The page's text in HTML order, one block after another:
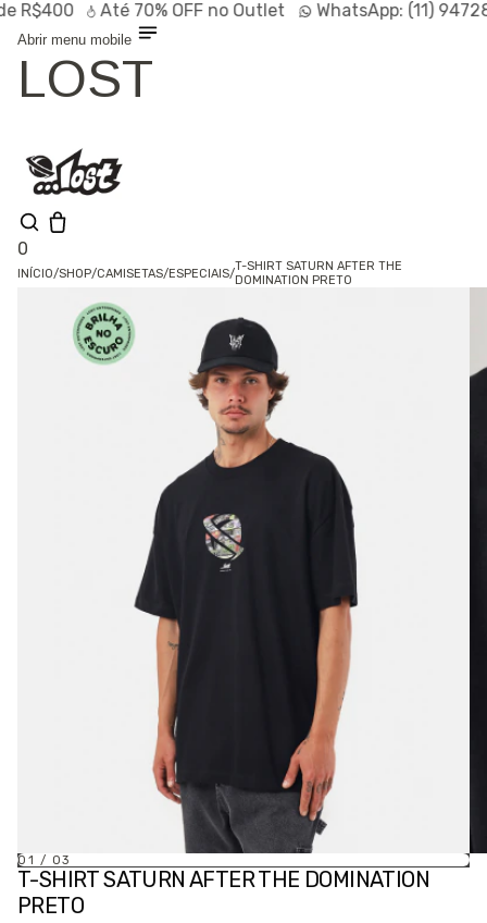
Até 70% OFF no Outlet WhatsApp:(11) 94728-
Abrir menu mobile
LOST
0
Cadastrar
INÍCIO/SHOP/CAMISETAS/ESPECIAIS/T-SHIRT SATURN AFTER THE
DOMINATION PRETO
01 / 03
T-SHIRT SATURN AFTER THE DOMINATION
PRETO